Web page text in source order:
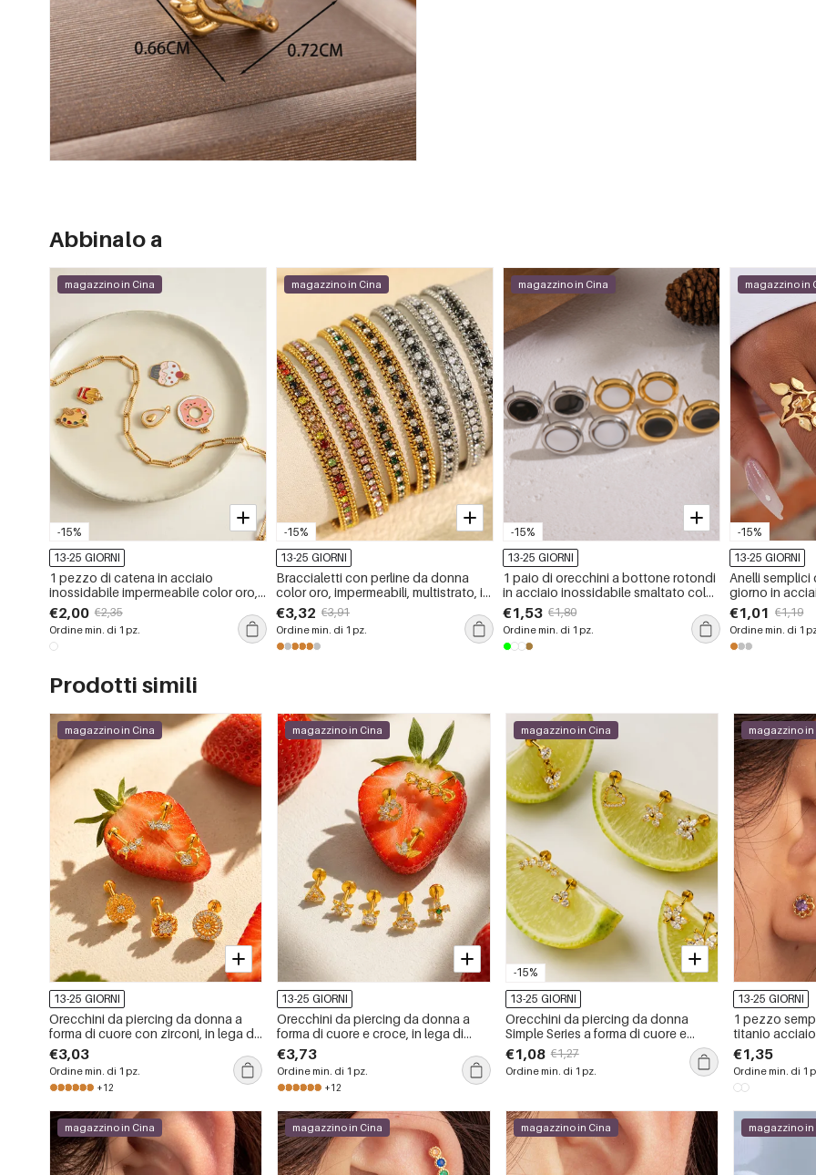
Abbinalo a
-15%
magazzino in Cina
13-25 GIORNI
1 pezzo di catena in acciaio
inossidabile impermeabile color oro,
collane a catena fai da te da donna
€2,00 €2,35
Ordine min. di 1 pz.
-15%
magazzino in Cina
13-25 GIORNI
Braccialetti con perline da donna
color oro, impermeabili, multistrato, in
acciaio inossidabile, con perline
colorate retrò, 1 pezzo, serie alla
moda
€3,32 €3,91
Ordine min. di 1 pz.
-15%
magazzino in Cina
13-25 GIORNI
1 paio di orecchini a bottone rotondi
in acciaio inossidabile smaltato color
oro impermeabili
€1,53 €1,80
Ordine min. di 1 pz.
-15%
magazzino in
13-25 GIORNI
Anelli semplici
giorno in
foglia,
sbiadimento
€1,01 €1,19
Ordine min. di 1
Prodotti simili
magazzino in Cina
13-25 GIORNI
Orecchini da piercing da donna a
forma di cuore con zirconi, in lega di
titanio color oro, serie Simple.
€3,03
Ordine min. di 1 pz.
+12
magazzino in Cina
13-25 GIORNI
Orecchini da piercing da donna a
forma di cuore e croce, in lega di
titanio color oro con zirconi, serie
Simple.
€3,73
Ordine min. di 1 pz.
+12
-15%
magazzino in Cina
13-25 GIORNI
Orecchini da piercing da donna
Simple Series a forma di cuore e
farfalla, in acciaio inossidabile,
impermeabili, color oro, con zirconi.
€1,08 €1,27
Ordine min. di 1 pz.
magazzino in
13-25 GIORNI
1 pezzo
titanio
materiale
donna piercing
€1,35
Ordine min. di 1
magazzino in Cina magazzino in Cina magazzino in Cina magazzino in